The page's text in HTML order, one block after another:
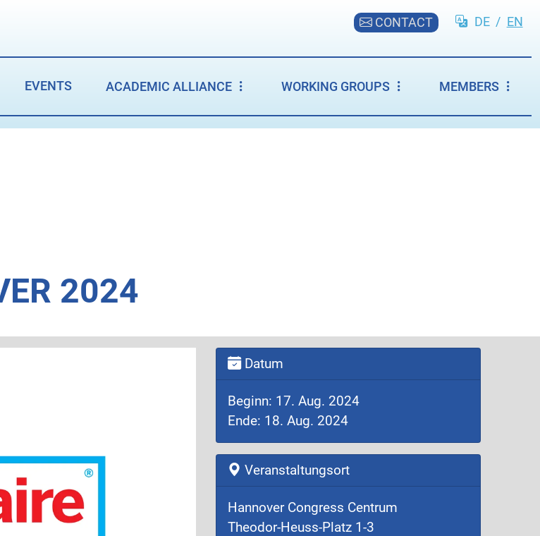
CONTACT DE / EN
EVENTS ACADEMIC ALLIANCE WORKING GROUPS MEMBERS
2024
Datum
Beginn: 17. Aug. 2024
Ende: 18. Aug. 2024
Veranstaltungsort
Hannover Congress Centrum
Theodor-Heuss-Platz 1-3